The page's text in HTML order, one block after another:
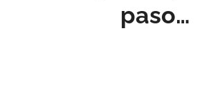
paso…